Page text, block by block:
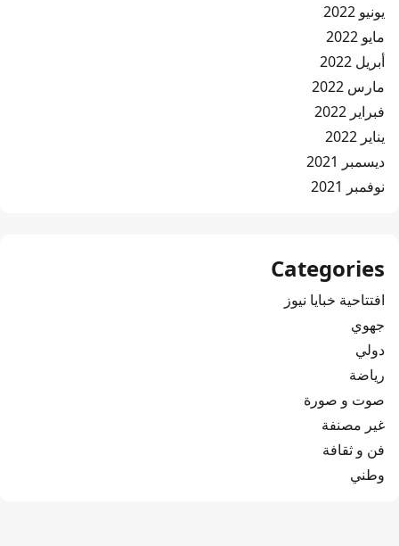
يونيو 2022
مايو 2022
أبريل 2022
مارس 2022
فبراير 2022
يناير 2022
ديسمبر 2021
نوفمبر 2021
Categories
افتتاحية خبايا نيوز
جهوي
دولي
رياضة
صوت و صورة
غير مصنفة
فن و ثقافة
وطني